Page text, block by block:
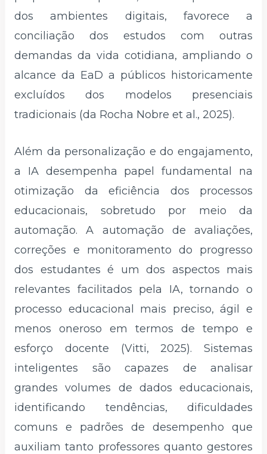
dos ambientes digitais, favorece a
conciliação dos estudos com outras
demandas da vida cotidiana, ampliando o
alcance da EaD a públicos historicamente
excluídos dos modelos presenciais
tradicionais (da Rocha Nobre et al., 2025).
Além da personalização e do engajamento,
a IA desempenha papel fundamental na
otimização da eficiência dos processos
educacionais, sobretudo por meio da
automação. A automação de avaliações,
correções e monitoramento do progresso
dos estudantes é um dos aspectos mais
relevantes facilitados pela IA, tornando o
processo educacional mais preciso, ágil e
menos oneroso em termos de tempo e
esforço docente (Vitti, 2025). Sistemas
inteligentes são capazes de analisar
grandes volumes de dados educacionais,
identificando tendências, dificuldades
comuns e padrões de desempenho que
auxiliam tanto professores quanto gestores